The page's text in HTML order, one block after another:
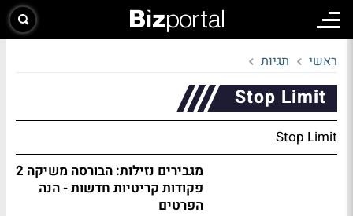
ראשי תגיות
Stop Limit
Stop Limit
מגבירים נזילות: הבורסה משיקה 2
פקודות קריטיות חדשות - הנה
הפרטים